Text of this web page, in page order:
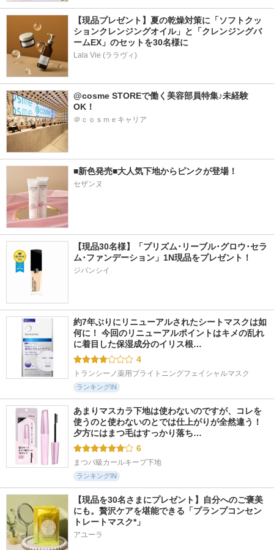
【現品プレゼント】夏の乾燥対策に「ソフトクッ
ションクレンジングオイル」と「クレンジングバ
ームEX」のセットを30名様に
Lala Vie (ララヴィ)
@cosme STOREで働く美容部員特集♪未経験
OK！
＠ｃｏｓｍｅキャリア
■新色発売■大人気下地からピンクが登場！
セザンヌ
【現品30名様】「プリズム･リーブル･グロウ･セラ
ジバンシイ
約7年ぶりにリニューアルされたシートマスクは如
何に！ 今回のリニューアルポイントはキメの乱れ
に着目した保湿成分のイリス根…
4
トランシーノ薬用ブライトニングフェイシャルマスク
ランキングIN
あまりマスカラ下地は使わないのですが、コレを
使うのと使わないのとでは仕上がりが全然違う！
夕方にはまつ毛はすっかり落ち…
6
まつパ級カールキープ下地
ランキングIN
【現品を30名さまにプレゼント】自分へのご褒美
にも。贅沢ケアを堪能できる「プランプコンセン
トレートマスク*」
アユーラ